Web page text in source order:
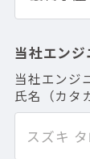
当社エン
当社エンジ
氏名（カタ